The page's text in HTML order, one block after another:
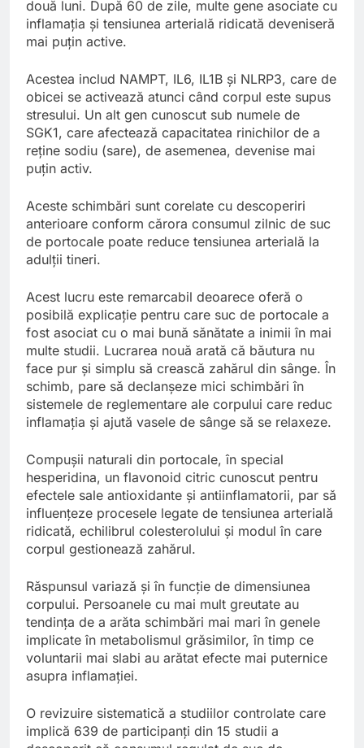
două luni. După 60 de zile, multe gene asociate cu
inflamația și tensiunea arterială ridicată deveniseră
mai puțin active.
Acestea includ NAMPT, IL6, IL1B și NLRP3, care de
obicei se activează atunci când corpul este supus
stresului. Un alt gen cunoscut sub numele de
SGK1, care afectează capacitatea rinichilor de a
reține sodiu (sare), de asemenea, devenise mai
puțin activ.
Aceste schimbări sunt corelate cu descoperiri
anterioare conform cărora consumul zilnic de suc
de portocale poate reduce tensiunea arterială la
adulții tineri.
Acest lucru este remarcabil deoarece oferă o
posibilă explicație pentru care suc de portocale a
fost asociat cu o mai bună sănătate a inimii în mai
multe studii. Lucrarea nouă arată că băutura nu
face pur și simplu să crească zahărul din sânge. În
schimb, pare să declanșeze mici schimbări în
sistemele de reglementare ale corpului care reduc
inflamația și ajută vasele de sânge să se relaxeze.
Compușii naturali din portocale, în special
hesperidina, un flavonoid citric cunoscut pentru
efectele sale antioxidante și antiinflamatorii, par să
influențeze procesele legate de tensiunea arterială
ridicată, echilibrul colesterolului și modul în care
corpul gestionează zahărul.
Răspunsul variază și în funcție de dimensiunea
corpului. Persoanele cu mai mult greutate au
tendința de a arăta schimbări mai mari în genele
implicate în metabolismul grăsimilor, în timp ce
voluntarii mai slabi au arătat efecte mai puternice
asupra inflamației.
O revizuire sistematică a studiilor controlate care
implică 639 de participanți din 15 studii a